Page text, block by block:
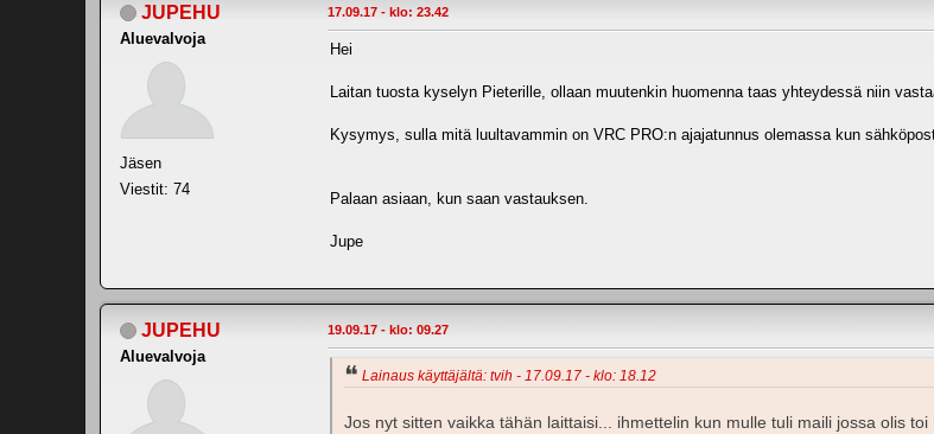
JUPEHU
Aluevalvoja
Jäsen
Viestit: 74
17.09.17 - klo: 23.42
Hei
Laitan tuosta kyselyn Pieterille, ollaan muutenkin huomenna taas yhteydessä niin
Kysymys, sulla mitä luultavammin on VRC PRO:n ajajatunnus olemassa kun
Palaan asiaan, kun saan vastauksen.
Jupe
JUPEHU
Aluevalvoja
19.09.17 - klo: 09.27
Lainaus käyttäjältä: tvih - 17.09.17 - klo: 18.12
Jos nyt sitten vaikka tähän laittaisi... ihmettelin kun mulle tuli maili jossa olis